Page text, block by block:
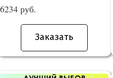
6234 руб.
Заказать